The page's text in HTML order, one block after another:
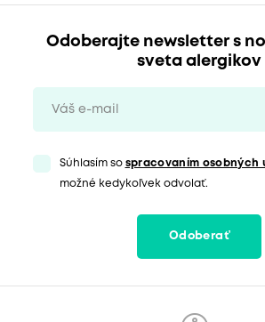
Odoberajte newsletter s
sveta alergikov
Súhlasím so spracovaním osobných
možné kedykoľvek odvolať.
Odoberať